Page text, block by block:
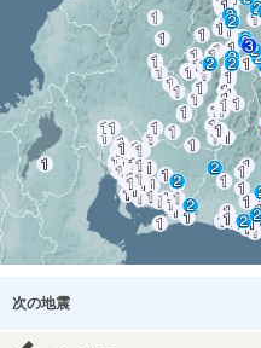
次の地震